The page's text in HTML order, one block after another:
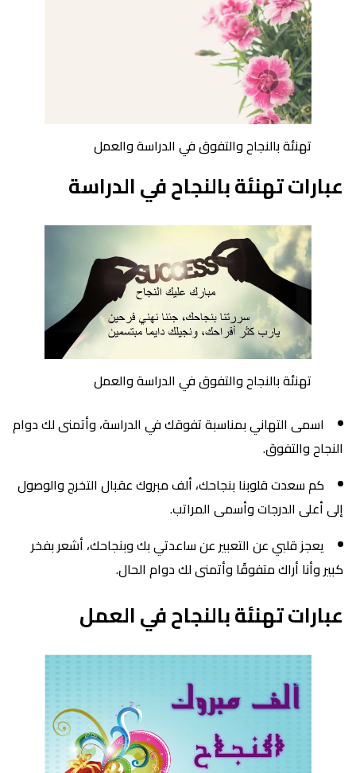
تهنئة بالنجاح والتفوق في الدراسة والعمل
عبارات تهنئة بالنجاح في الدراسة
تهنئة بالنجاح والتفوق في الدراسة والعمل
اسمى التهاني بمناسبة تفوقك في الدراسة، وأتمنى لك دوام
النجاح والتفوق.
كم سعدت قلوبنا بنجاحك، ألف مبروك عقبال التخرج والوصول
إلى أعلى الدرجات وأسمى المراتب.
يعجز قلبي عن التعبير عن ساعدتي بك وبنجاحك، أشعر بفخر
كبير وأنا أراك متفوقًا وأتمنى لك دوام الحال.
عبارات تهنئة بالنجاح في العمل